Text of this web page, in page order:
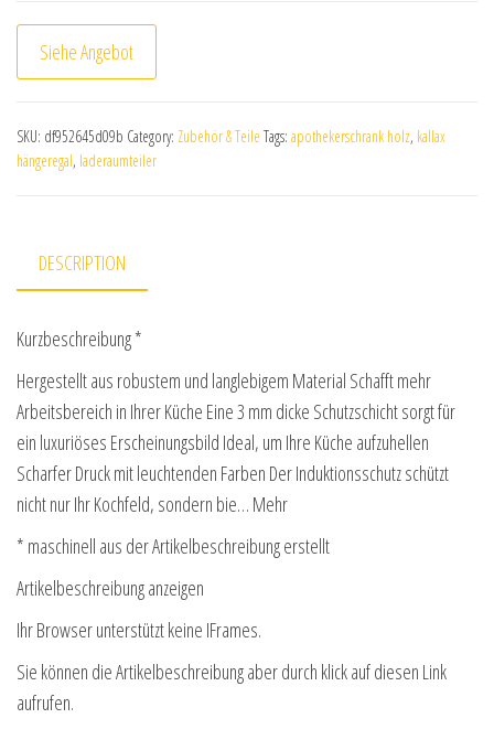
Siehe Angebot
SKU: df952645d09b Category: Zubehör & Teile Tags: apothekerschrank holz, kallax
hängeregal, laderaumteiler
DESCRIPTION
Kurzbeschreibung *
Hergestellt aus robustem und langlebigem Material Schafft mehr
Arbeitsbereich in Ihrer Küche Eine 3 mm dicke Schutzschicht sorgt für
ein luxuriöses Erscheinungsbild Ideal, um Ihre Küche aufzuhellen
Scharfer Druck mit leuchtenden Farben Der Induktionsschutz schützt
nicht nur Ihr Kochfeld, sondern bie… Mehr
* maschinell aus der Artikelbeschreibung erstellt
Artikelbeschreibung anzeigen
Ihr Browser unterstützt keine IFrames.
Sie können die Artikelbeschreibung aber durch klick auf diesen Link
aufrufen.